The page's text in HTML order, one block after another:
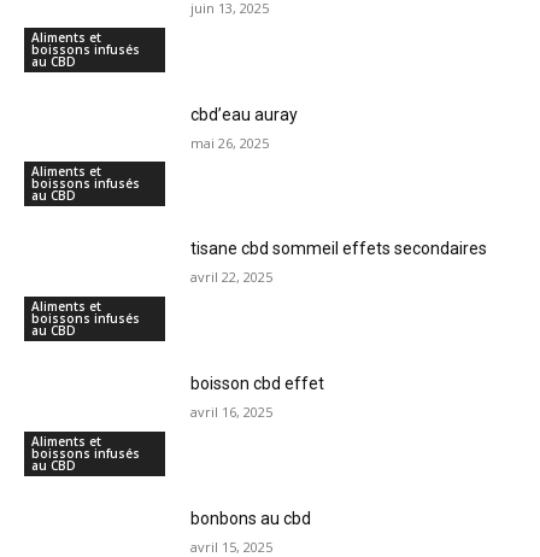
Aliments et
boissons infusés
au CBD
juin 13, 2025
Aliments et
boissons infusés
au CBD
cbd’eau auray
mai 26, 2025
Aliments et
boissons infusés
au CBD
tisane cbd sommeil effets secondaires
avril 22, 2025
Aliments et
boissons infusés
au CBD
boisson cbd effet
avril 16, 2025
bonbons au cbd
avril 15, 2025